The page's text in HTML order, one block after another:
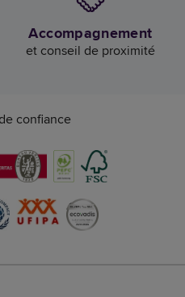
Accompagnement
et conseil de proximité
confiance